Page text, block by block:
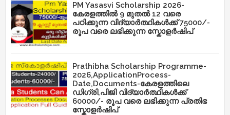
PM Yasasvi Scholarship 2026-
കേരളത്തിൽ 9 മുതൽ 12 വരെ
പഠിക്കുന്ന വിദ്യാർത്ഥികൾക്ക് 75000/-
രൂപ വരെ ലഭിക്കുന്ന സ്കോളർഷിപ്
Prathibha Scholarship Programme-
2026,ApplicationProcess-
Date,Documents-കേരളത്തിലെ
ഡിഗ്രി,പിജി വിദ്യാർത്ഥികൾക്ക്
60000/- രൂപ വരെ ലഭിക്കുന്ന പ്രതിഭ
സ്കോളർഷിപ്